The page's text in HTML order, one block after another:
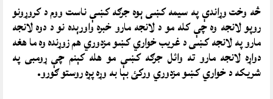
څه وخت وړاندې په سيمه کښی ېوه جرګه کښې ناست ووم د کروړونو
روپو لانجه وه چې کله مو د لانجه مارو خبره واورېده نو د دوه لانجه
مارو په لانجه کښی د غريب خواري کښو مزدوري هم زوړنده وه ما هغه
دواړه لانجه مارو ته وائل جرګه کښې مو هله کېنم چې ړومبی په
شريکه د خواري کښو مزدوري ورکئ بېا به وړه پړه روستو ګورو.